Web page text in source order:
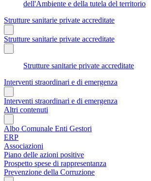
dell'Ambiente e della tutela del territorio
Strutture sanitarie private accreditate
Strutture sanitarie private accreditate
Strutture sanitarie private accreditate
Interventi straordinari e di emergenza
Interventi straordinari e di emergenza
Altri contenuti
Albo Comunale Enti Gestori
ERP
Associazioni
Piano delle azioni positive
Prospetto spese di rappresentanza
Prevenzione della Corruzione